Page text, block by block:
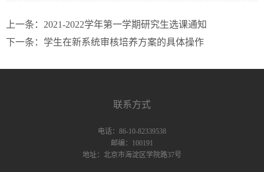
上一条： 2021-2022学年第一学期研究生选课通知
下一条： 学生在新系统审核培养方案的具体操作
联系方式
电话：86-10-82339538
邮编：100191
地址：北京市海淀区学院路37号